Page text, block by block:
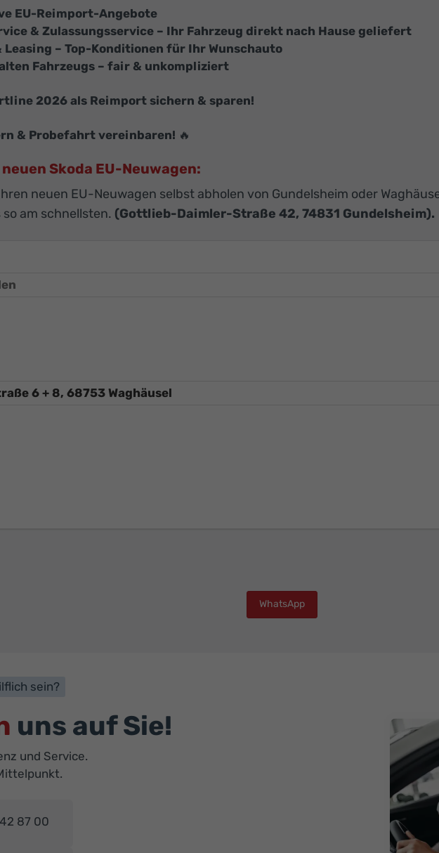
EU-Reimport-Angebote
& Zulassungsservice – Ihr Fahrzeug direkt nach Hause geliefert
Leasing – Top-Konditionen für Ihr Wunschauto
Fahrzeugs – fair & unkompliziert
2026 als Reimport sichern & sparen!
& Probefahrt vereinbaren! 🔥
Skoda EU-Neuwagen:
neuen EU-Neuwagen selbst abholen von Gundelsheim oder
am schnellsten. (Gottlieb-Daimler-Straße 42, 74831 Gundelsheim).
WhatsApp
sein?
uns auf Sie!
und Service.
87 00